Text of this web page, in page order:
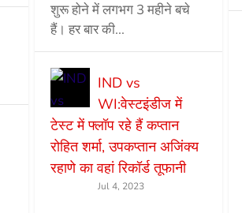
शुरू होने में लगभग 3 महीने बचे
हैं। हर बार की...
IND vs
WI:वेस्टइंडीज में
टेस्ट में फ्लॉप रहे हैं कप्तान
रोहित शर्मा, उपकप्तान अजिंक्य
रहाणे का वहां रिकॉर्ड तूफानी
Jul 4, 2023